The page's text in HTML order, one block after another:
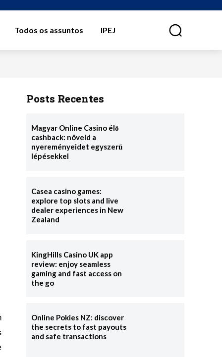
Todos os assuntos IPEJ
Posts Recentes
Magyar Online Casino élő
cashback: növeld a
nyereményeidet egyszerű
lépésekkel
Casea casino games:
explore top slots and live
dealer experiences in New
Zealand
KingHills Casino UK app
review: enjoy seamless
gaming and fast access on
the go
Online Pokies NZ: discover
the secrets to fast payouts
and safe transactions